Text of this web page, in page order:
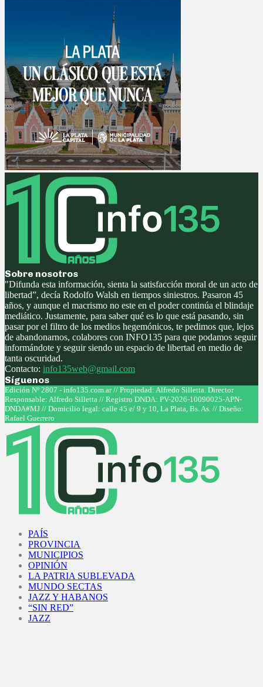
Sobre nosotros
"Difunda esta información, sienta la satisfacción moral de un acto de
libertad”, decía Rodolfo Walsh en tiempos siniestros. Pasaron 45
años, y aunque el macrismo no este en el poder continúa el blindaje
mediático. Justamente, para saber qué es lo que está pasando, sin
pasar por el filtro de los medios hegemónicos, te pedimos que, lejos
de abandonarnos, colabores con INFO135 para que podamos seguir
informándote y seguir siendo un espacio de libertad en medio de
tanta oscuridad.
Contacto: info135web@gmail.com
Síguenos
Facebook
Twitter
Instagram
Youtube
Edición Nº 2807 - info135.com.ar // Propiedad: Alfredo Silletta. Director
Responsable: Alfredo Silletta // Registro DNDA: PV-2026-10090025-APN-
DNDA#MJ // Domicilio legal: calle 45 e/ 9 y 10, La Plata, Bs. As. // Diseño:
Rafael Guerrero
PAÍS
PROVINCIA
MUNICIPIOS
OPINIÓN
LA PATRIA SUBLEVADA
MUNDO SECTAS
JAZZ Y HABANOS
“SIN RED”
JAZZ